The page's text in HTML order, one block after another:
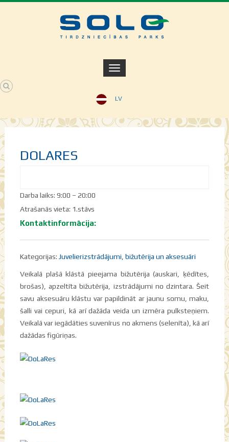
LV
DOLARES
Darba laiks: 9:00 – 20:00
Atrašanās vieta: 1.stāvs
Kontaktinformācija:
Kategorijas: Juvelierizstrādājumi, bižutērija un aksesuāri
Veikalā plašā klāstā pieejama bižutērija (auskari, ķēdītes,
brošas), apzeltīta bižutērija, izstrādājumi no dzintara. Šeit
savu aksesuāru klāstu var papildināt ar jaunu somu, maku,
šalli vai cepuri, kā arī dažāda veida un izmēra pulksteņiem.
Veikalā var iegādāties suvenīrus no akmens (selenīta), kā arī
dažādas figūriņas.